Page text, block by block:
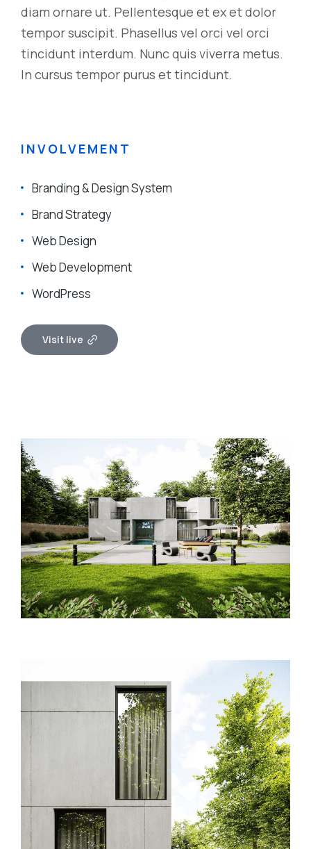
diam ornare ut. Pellentesque et ex et dolor
tempor suscipit. Phasellus vel orci vel orci
tincidunt interdum. Nunc quis viverra metus.
In cursus tempor purus et tincidunt.
INVOLVEMENT
Branding & Design System
Brand Strategy
Web Design
Web Development
WordPress
Visit live